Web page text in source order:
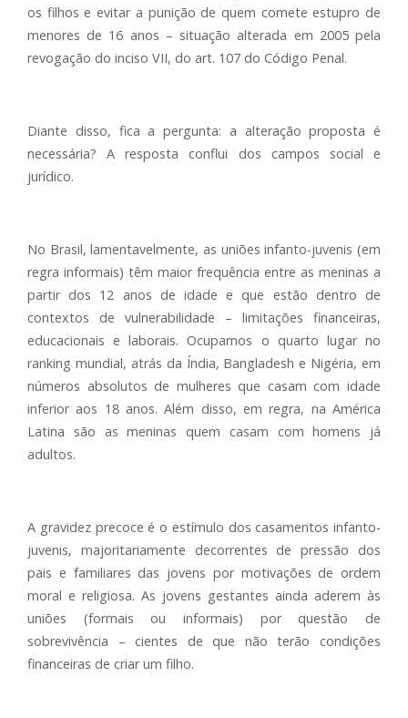
os filhos e evitar a punição de quem comete estupro de
menores de 16 anos – situação alterada em 2005 pela
revogação do inciso VII, do art. 107 do Código Penal.
Diante disso, fica a pergunta: a alteração proposta é
necessária? A resposta conflui dos campos social e
jurídico.
No Brasil, lamentavelmente, as uniões infanto-juvenis (em
regra informais) têm maior frequência entre as meninas a
partir dos 12 anos de idade e que estão dentro de
contextos de vulnerabilidade – limitações financeiras,
educacionais e laborais. Ocupamos o quarto lugar no
ranking mundial, atrás da Índia, Bangladesh e Nigéria, em
números absolutos de mulheres que casam com idade
inferior aos 18 anos. Além disso, em regra, na América
Latina são as meninas quem casam com homens já
adultos.
A gravidez precoce é o estímulo dos casamentos infanto-
juvenis, majoritariamente decorrentes de pressão dos
pais e familiares das jovens por motivações de ordem
moral e religiosa. As jovens gestantes ainda aderem às
uniões (formais ou informais) por questão de
sobrevivência – cientes de que não terão condições
financeiras de criar um filho.